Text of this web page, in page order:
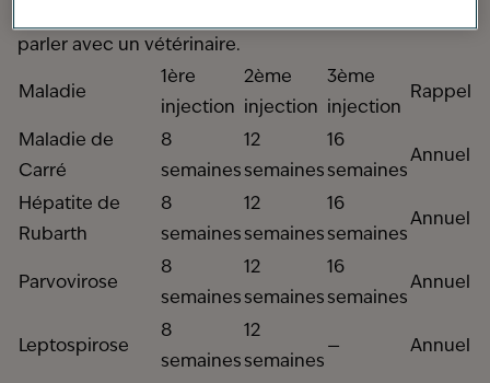
parler avec un vétérinaire.
Maladie
1ère
injection
2ème
injection
3ème
injection
Rappel
Maladie de
Carré
8
semaines
12
semaines
16
semaines
Annuel
Hépatite de
Rubarth
8
semaines
12
semaines
16
semaines
Annuel
Parvovirose
8
semaines
12
semaines
16
semaines
Annuel
Leptospirose
8
semaines
12
semaines
— Annuel